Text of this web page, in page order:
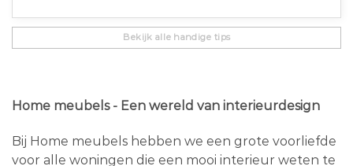
Bekijk alle handige tips
Home meubels - Een wereld van interieurdesign
Bij Home meubels hebben we een grote voorliefde
voor alle woningen die een mooi interieur weten te